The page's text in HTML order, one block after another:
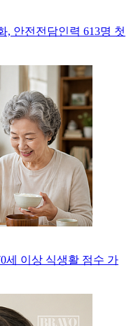
, 안전전담인력 613명 첫
세 이상 식생활 점수 가